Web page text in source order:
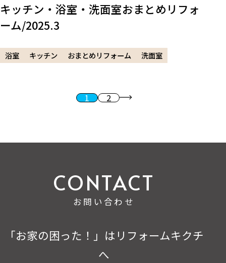
キッチン・浴室・洗面室おまとめリフォ
ーム/2025.3
浴室 キッチン おまとめリフォーム 洗面室
1 2 次へ
お問い合わせ
「お家の困った！」はリフォームキクチ
へ